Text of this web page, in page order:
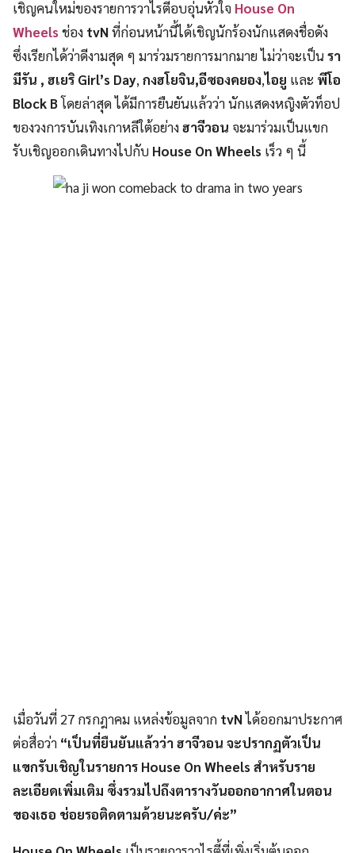
เชิญคนใหม่ของรายการวาไรตี้อบอุ่นหัวใจ House On
Wheels ช่อง tvNที่ก่อนหน้านี้ได้เชิญนักร้องนักแสดงชื่อดัง
ซึ่งเรียกได้ว่าดีงามสุด ๆ มาร่วมรายการมากมาย ไม่ว่าจะเป็นรา
มีรัน , ฮเยริ Girl’s Day, กงฮโยจิน,อีซองคยอง,ไอยู และ พีโอ
Block Bโดยล่าสุด ได้มีการยืนยันแล้วว่า นักแสดงหญิงตัวท็อป
ของวงการบันเทิงเกาหลีใต้อย่างฮาจีวอน จะมาร่วมเป็นแขก
รับเชิญออกเดินทางไปกับ House On Wheels เร็ว ๆ นี้
เมื่อวันที่ 27 กรกฎาคม แหล่งข้อมูลจาก tvNได้ออกมาประกาศ
ต่อสื่อว่า “เป็นที่ยืนยันแล้วว่า ฮาจีวอน จะปรากฏตัวเป็น
แขกรับเชิญในรายการ House On Wheels สำหรับราย
ละเอียดเพิ่มเติม ซึ่งรวมไปถึงตารางวันออกอากาศในตอน
ของเธอ ช่อยรอติดตามด้วยนะครับ/ค่ะ”